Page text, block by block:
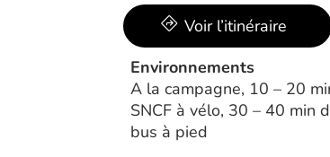
Voir l’itinéraire
Environnements
A la campagne, 10 – 20
SNCF à vélo, 30 – 40 min
bus à pied